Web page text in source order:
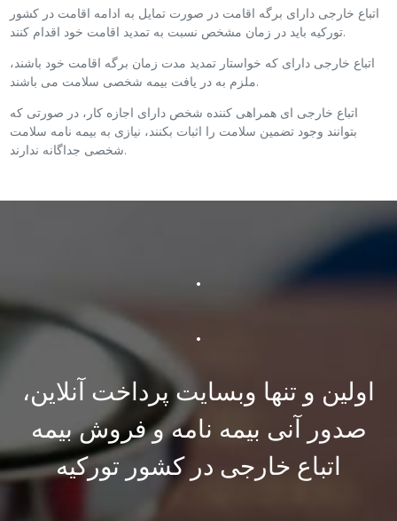
اتباع خارجی دارای برگه اقامت در صورت تمایل به ادامه اقامت در کشور
تورکیه باید در زمان مشخص نسبت به تمدید اقامت خود اقدام کنند.
اتباع خارجی دارای که خواستار تمدید مدت زمان برگه اقامت خود باشند،
ملزم به در یافت بیمه شخصی سلامت می باشند.
اتباع خارجی ای همراهی کننده شخص دارای اجازه کار، در صورتی که
بتوانند وجود تضمین سلامت را اثبات بکنند، نیازی به بیمه نامه سلامت
شخصی جداگانه ندارند.
.
.
اولین و تنها وبسایت پرداخت آنلاین،
صدور آنی بیمه نامه و فروش بیمه
اتباع خارجی در کشور تورکیه